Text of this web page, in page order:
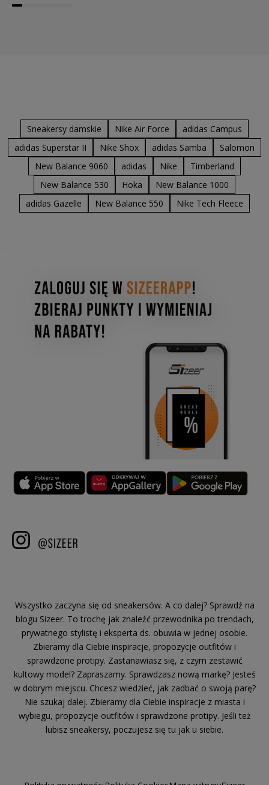
Sneakersy damskie Nike Air Force
adidas Campus
adidas Superstar II
Nike Shox adidas Samba
Salomon
New Balance 9060
adidas Nike
Timberland
New Balance 530
Hoka
New Balance 1000
adidas Gazelle
New Balance 550 Nike Tech Fleece
Wszystko zaczyna się od sneakersów. A co dalej? Sprawdź na
blogu Sizeer. To trochę jak znaleźć przewodnika po trendach,
prywatnego stylistę i eksperta ds. obuwia w jednej osobie.
Zbieramy dla Ciebie inspiracje, propozycje outfitów i
sprawdzone protipy. Zastanawiasz się, z czym zestawić
kultowy model? Zapraszamy. Sprawdzasz nową markę? Jesteś
w dobrym miejscu. Chcesz wiedzieć, jak zadbać o swoją parę?
Nie szukaj dalej. Zbieramy dla Ciebie inspiracje z miasta i
wybiegu, propozycje outfitów i sprawdzone protipy. Jeśli też
lubisz sneakersy, poczujesz się tu jak u siebie.